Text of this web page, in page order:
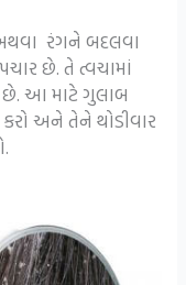
રંગને બદલવા
છે. તે ત્વચામાં
છે. આ માટે ગુલાબ
અને તેને થોડીવાર